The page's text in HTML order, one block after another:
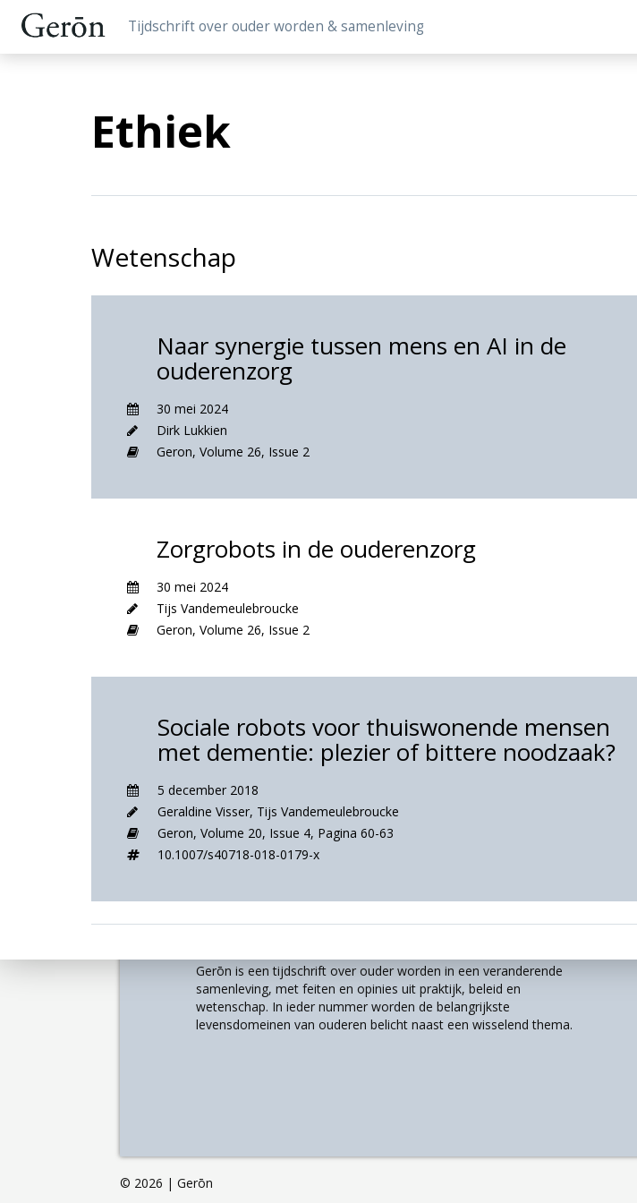
Tijdschrift over ouder worden & samenleving
Ethiek
Wetenschap
Naar synergie tussen mens en AI in de
ouderenzorg
30 mei 2024
Dirk Lukkien
Geron, Volume 26, Issue 2
Zorgrobots in de ouderenzorg
30 mei 2024
Tijs Vandemeulebroucke
Geron, Volume 26, Issue 2
Sociale robots voor thuiswonende mensen
met dementie: plezier of bittere noodzaak?
5 december 2018
Geraldine Visser, Tijs Vandemeulebroucke
Geron, Volume 20, Issue 4, Pagina 60-63
10.1007/s40718-018-0179-x
Gerōn is een tijdschrift over ouder worden in een veranderende
samenleving, met feiten en opinies uit praktijk, beleid en
wetenschap. In ieder nummer worden de belangrijkste
levensdomeinen van ouderen belicht naast een wisselend thema.
© 2026 | Gerōn